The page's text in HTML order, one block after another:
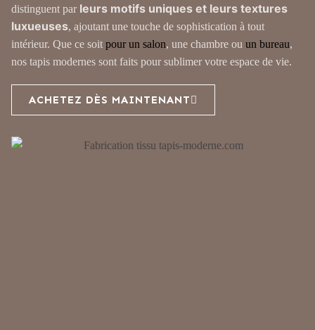
distinguent par leurs motifs uniques et leurs textures
luxueuses, ajoutant une touche de sophistication à tout
intérieur. Que ce soit pour un salon, une chambre ou un bureau,
nos tapis modernes sont faits pour sublimer votre espace de vie.
ACHETEZ DÈS MAINTENANT